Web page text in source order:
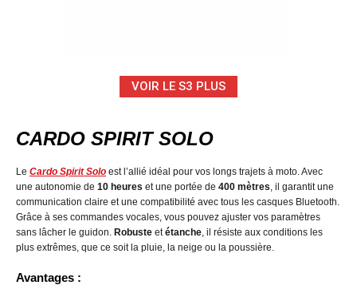
VOIR LE S3 PLUS
CARDO SPIRIT SOLO
Le Cardo Spirit Solo est l’allié idéal pour vos longs trajets à moto. Avec
une autonomie de 10 heures et une portée de 400 mètres , il garantit une
communication claire et une compatibilité avec tous les casques Bluetooth.
Grâce à ses commandes vocales, vous pouvez ajuster vos paramètres
sans lâcher le guidon. Robuste etétanche , il résiste aux conditions les
plus extrêmes, que ce soit la pluie, la neige ou la poussière.
Avantages :